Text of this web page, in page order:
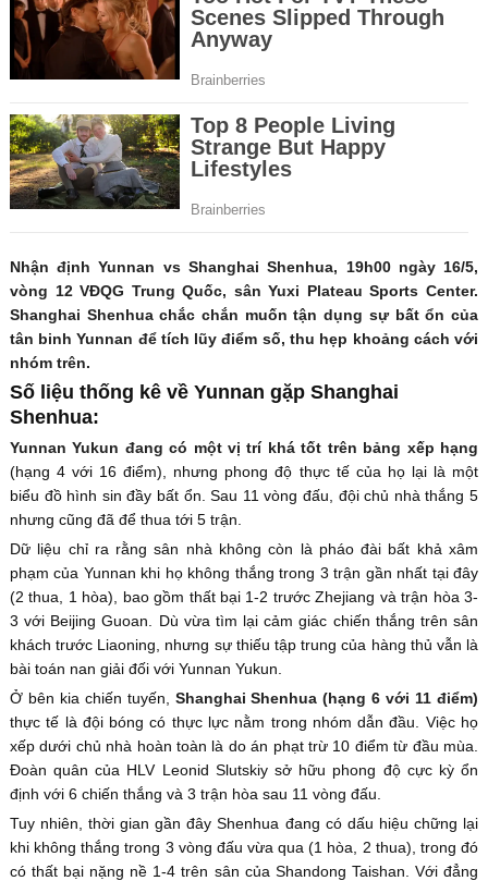
Nhận định Yunnan vs Shanghai Shenhua, 19h00 ngày 16/5,
vòng 12 VĐQG Trung Quốc, sân Yuxi Plateau Sports Center.
Shanghai Shenhua chắc chắn muốn tận dụng sự bất ổn của
tân binh Yunnan để tích lũy điểm số, thu hẹp khoảng cách với
nhóm trên.
Số liệu thống kê về Yunnan gặp Shanghai
Shenhua:
Yunnan Yukun đang có một vị trí khá tốt trên bảng xếp hạng
(hạng 4 với 16 điểm), nhưng phong độ thực tế của họ lại là một
biểu đồ hình sin đầy bất ổn. Sau 11 vòng đấu, đội chủ nhà thắng 5
nhưng cũng đã để thua tới 5 trận.
Dữ liệu chỉ ra rằng sân nhà không còn là pháo đài bất khả xâm
phạm của Yunnan khi họ không thắng trong 3 trận gần nhất tại đây
(2 thua, 1 hòa), bao gồm thất bại 1-2 trước Zhejiang và trận hòa 3-
3 với Beijing Guoan. Dù vừa tìm lại cảm giác chiến thắng trên sân
khách trước Liaoning, nhưng sự thiếu tập trung của hàng thủ vẫn là
bài toán nan giải đối với Yunnan Yukun.
Ở bên kia chiến tuyến, Shanghai Shenhua (hạng 6 với 11 điểm)
thực tế là đội bóng có thực lực nằm trong nhóm dẫn đầu. Việc họ
xếp dưới chủ nhà hoàn toàn là do án phạt trừ 10 điểm từ đầu mùa.
Đoàn quân của HLV Leonid Slutskiy sở hữu phong độ cực kỳ ổn
định với 6 chiến thắng và 3 trận hòa sau 11 vòng đấu.
Tuy nhiên, thời gian gần đây Shenhua đang có dấu hiệu chững lại
khi không thắng trong 3 vòng đấu vừa qua (1 hòa, 2 thua), trong đó
có thất bại nặng nề 1-4 trên sân của Shandong Taishan. Với đẳng